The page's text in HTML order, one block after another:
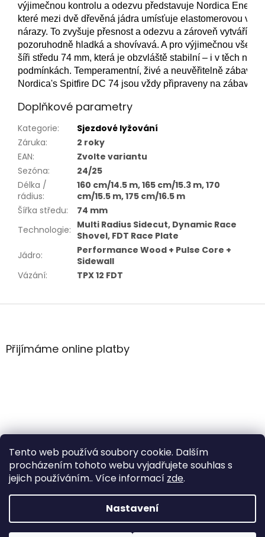
Tento web používá soubory cookie. Dalším
procházením tohoto webu vyjadřujete souhlas s
jejich používáním.. Více informací zde.
Nastavení
výjimečnou kontrolu a odezvu představuje Nordica
které mezi dvě dřevěná jádra umísťuje elastomerovou
nárazy. To zvyšuje přesnost a odezvu a zároveň vytváří
pozoruhodně hladká a shovívavá. A pro výjimečnou
šíři středu 74 mm, která je obzvláště stabilní – i v těch
podmínkách. Temperamentní, živé a neuvěřitelně
Nordica's Spitfire DC 74 jsou vždy připraveny na zábavu.
Doplňkové parametry
Kategorie:
Sjezdové lyžování
Záruka:
2 roky
EAN:
Zvolte variantu
Sezóna:
24/25
Délka /
rádius:
160 cm/14.5 m, 165 cm/15.3 m, 170
cm/15.5 m, 175 cm/16.5 m
Šířka středu:
74 mm
Technologie: Multi Radius Sidecut, Dynamic Race
Shovel, FDT Race Plate
Jádro:
Performance Wood + Pulse Core +
Sidewall
Vázání: TPX 12 FDT
Z
aPřijímáme online platby
Vytvořil Shoptet